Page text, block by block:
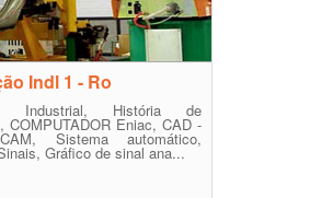
Indl 1 - Ro
Industrial, História de
COMPUTADOR Eniac, CAD -
Sistema automático,
Gráfico de sinal ana...